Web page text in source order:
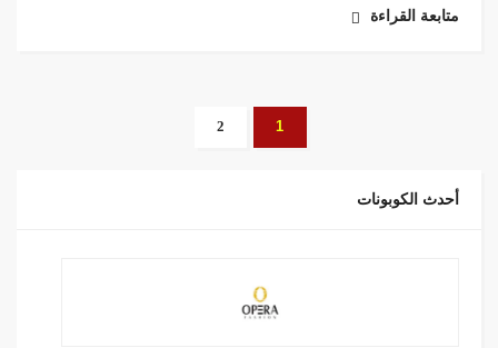
متابعة القراءة
1
2
أحدث الكوبونات